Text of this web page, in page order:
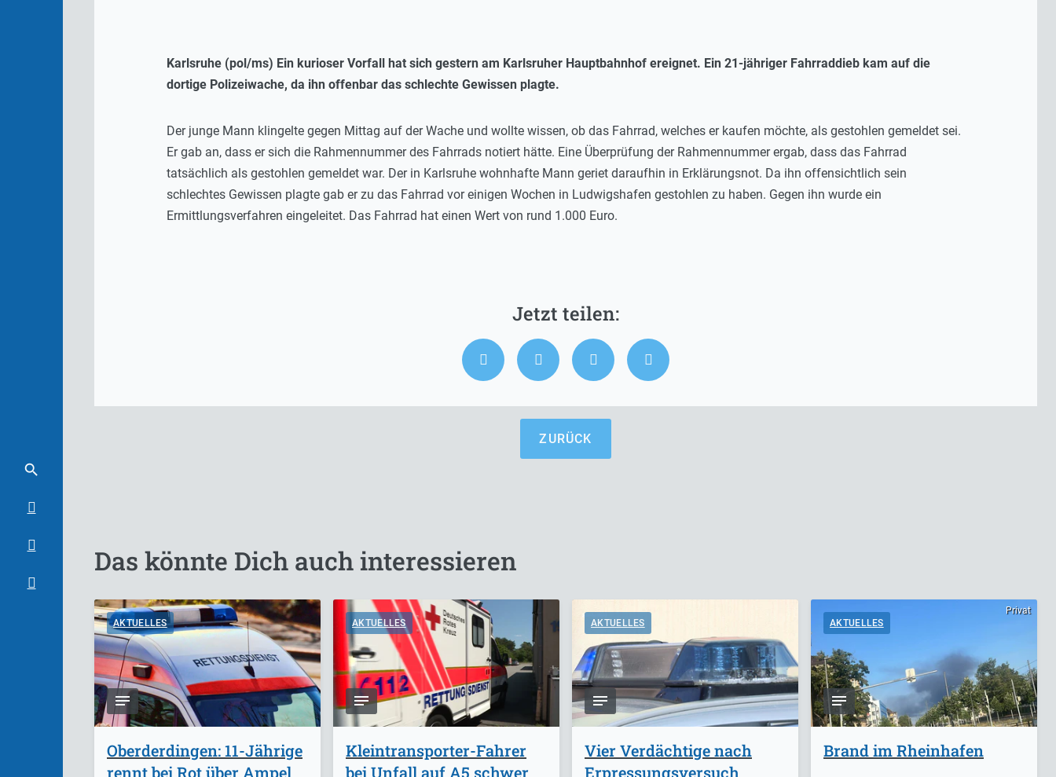
Karlsruhe (pol/ms) Ein kurioser Vorfall hat sich gestern am Karlsruher Hauptbahnhof ereignet. Ein 21-jähriger Fahrraddieb kam auf die
dortige Polizeiwache, da ihn offenbar das schlechte Gewissen plagte.
Der junge Mann klingelte gegen Mittag auf der Wache und wollte wissen, ob das Fahrrad, welches er kaufen möchte, als gestohlen gemeldet sei.
Er gab an, dass er sich die Rahmennummer des Fahrrads notiert hätte. Eine Überprüfung der Rahmennummer ergab, dass das Fahrrad
tatsächlich als gestohlen gemeldet war. Der in Karlsruhe wohnhafte Mann geriet daraufhin in Erklärungsnot. Da ihn offensichtlich sein
schlechtes Gewissen plagte gab er zu das Fahrrad vor einigen Wochen in Ludwigshafen gestohlen zu haben. Gegen ihn wurde ein
Ermittlungsverfahren eingeleitet. Das Fahrrad hat einen Wert von rund 1.000 Euro.
ZURÜCK
Das könnte Dich auch interessieren
AKTUELLES
Oberderdingen: 11-Jährige
rennt bei Rot über Ampel
AKTUELLES
Kleintransporter-Fahrer
bei Unfall auf A5 schwer
AKTUELLES
Vier Verdächtige nach
Erpressungsversuch
Privat
AKTUELLES
Brand im Rheinhafen